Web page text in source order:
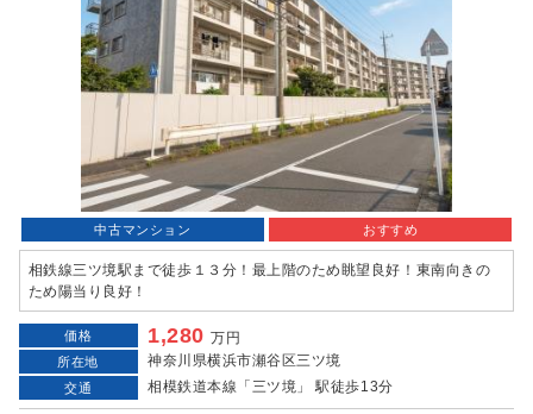
中古マンション おすすめ
相鉄線三ツ境駅まで徒歩１３分！最上階のため眺望良好！東南向きの
ため陽当り良好！
価格 1,280万円
所在地 神奈川県横浜市瀬谷区三ツ境
交通 相模鉄道本線「三ツ境」 駅徒歩13分